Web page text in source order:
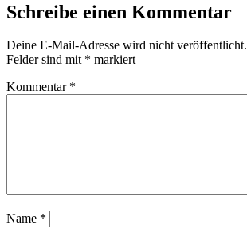
Schreibe einen Kommentar
Deine E-Mail-Adresse wird nicht veröffentlicht.
Felder sind mit * markiert
Kommentar *
Name *